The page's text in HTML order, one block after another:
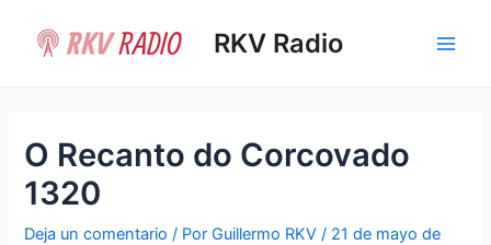
contenido
RKV Radio
O Recanto do Corcovado
1320
Deja un comentario / PorGuillermo RKV/ 21 de mayo de